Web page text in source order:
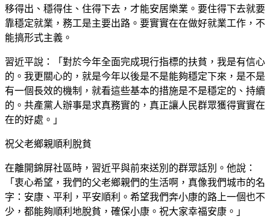
移得出、穩得住、住得下去，才能安居樂業。要住得下去就要
靠穩定就業，務工是主要出路。要實實在在做好就業工作，不
能搞形式主義。
習近平說：「對於今年全面完成現行指標的扶貧，我是有信心
的。我更關心的，就是今年以後是不是能夠穩定下來，是不是
有一個長效的機制，就看這些基本的措施是不是穩定的、持續
的。共產黨人辦事是求真務實的，真正讓人民群眾獲得實實在
在的好處。」
祝父老鄉親順利脫貧
在離開錦屏社區時，習近平與前來送別的群眾話別。他說：
「衷心希望，我們的父老鄉親們的生活啊，真像我們城市的名
字：安康、平利，平安順利。希望我們奔小康的路上一個也不
少，都能夠順利地脫貧，確保小康。祝大家幸福安康。」